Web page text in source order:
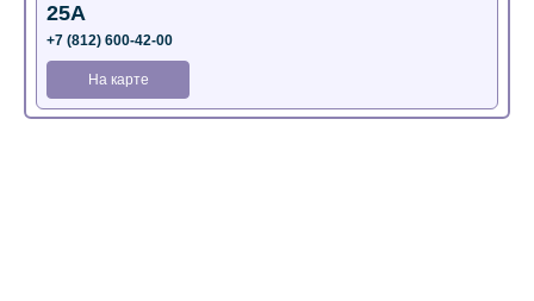
25А
+7 (812) 600-42-00
На карте